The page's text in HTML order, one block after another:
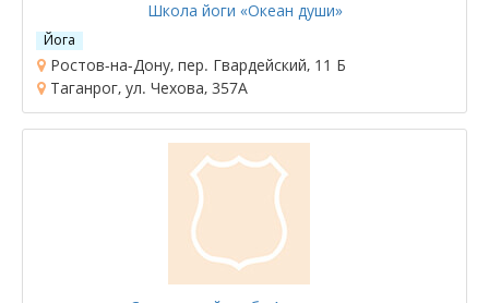
Школа йоги «Океан души»
Йога
Ростов-на-Дону, пер. Гвардейский, 11 Б
Таганрог, ул. Чехова, 357А